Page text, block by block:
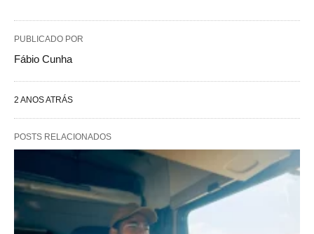
PUBLICADO POR
Fábio Cunha
2 ANOS ATRÁS
POSTS RELACIONADOS